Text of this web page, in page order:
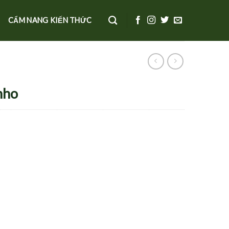
CẨM NANG KIẾN THỨC